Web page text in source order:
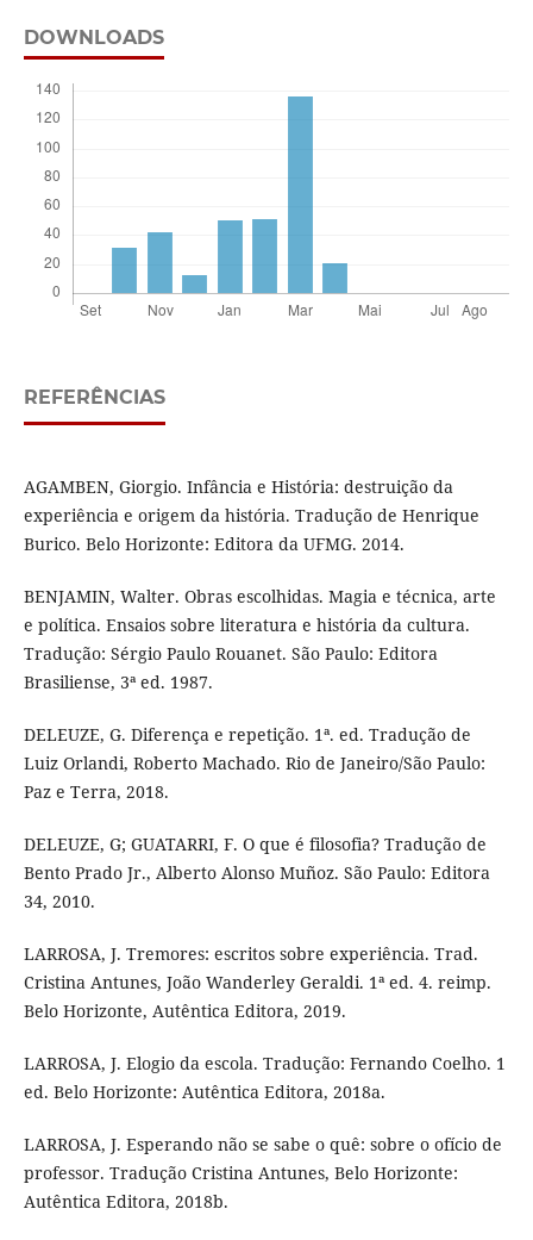
DOWNLOADS
REFERÊNCIAS
AGAMBEN, Giorgio. Infância e História: destruição da
experiência e origem da história. Tradução de Henrique
Burico. Belo Horizonte: Editora da UFMG. 2014.
BENJAMIN, Walter. Obras escolhidas. Magia e técnica, arte
e política. Ensaios sobre literatura e história da cultura.
Tradução: Sérgio Paulo Rouanet. São Paulo: Editora
Brasiliense, 3ª ed. 1987.
DELEUZE, G. Diferença e repetição. 1ª. ed. Tradução de
Luiz Orlandi, Roberto Machado. Rio de Janeiro/São Paulo:
Paz e Terra, 2018.
DELEUZE, G; GUATARRI, F. O que é filosofia? Tradução de
Bento Prado Jr., Alberto Alonso Muñoz. São Paulo: Editora
34, 2010.
LARROSA, J. Tremores: escritos sobre experiência. Trad.
Cristina Antunes, João Wanderley Geraldi. 1ª ed. 4. reimp.
Belo Horizonte, Autêntica Editora, 2019.
LARROSA, J. Elogio da escola. Tradução: Fernando Coelho. 1
ed. Belo Horizonte: Autêntica Editora, 2018a.
LARROSA, J. Esperando não se sabe o quê: sobre o ofício de
professor. Tradução Cristina Antunes, Belo Horizonte:
Autêntica Editora, 2018b.